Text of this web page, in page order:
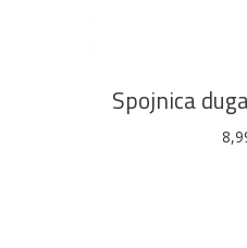
Spojnica